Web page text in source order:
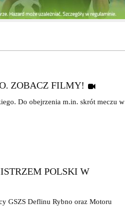
ZOBACZ FILMY!
Do obejrzenia m.in. skrót meczu w
POLSKI W
GSZS Deflinu Rybno oraz Motoru